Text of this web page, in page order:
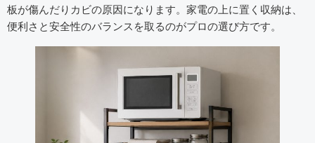
板が傷んだりカビの原因になります。家電の上に置く収納は、
便利さと安全性のバランスを取るのがプロの選び方です。